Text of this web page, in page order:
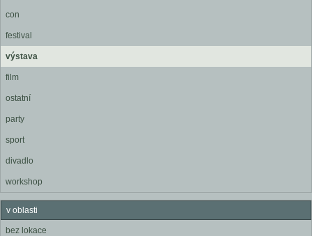
con
festival
výstava
film
ostatní
party
sport
divadlo
workshop
v oblasti
bez lokace